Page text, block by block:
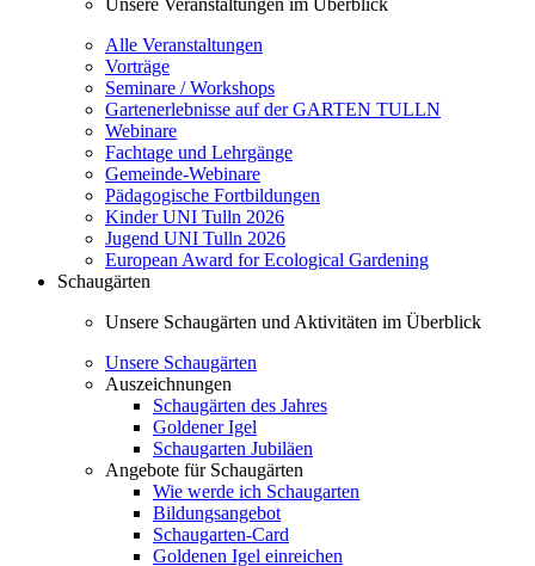
Unsere Veranstaltungen im Überblick
Alle Veranstaltungen
Vorträge
Seminare / Workshops
Gartenerlebnisse auf der GARTEN TULLN
Webinare
Fachtage und Lehrgänge
Gemeinde-Webinare
Pädagogische Fortbildungen
Kinder UNI Tulln 2026
Jugend UNI Tulln 2026
European Award for Ecological Gardening
Schaugärten
Unsere Schaugärten und Aktivitäten im Überblick
Unsere Schaugärten
Auszeichnungen
Schaugärten des Jahres
Goldener Igel
Schaugarten Jubiläen
Angebote für Schaugärten
Wie werde ich Schaugarten
Bildungsangebot
Schaugarten-Card
Goldenen Igel einreichen